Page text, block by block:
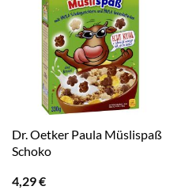
Dr. Oetker Paula Müslispaß
Schoko
4,29€